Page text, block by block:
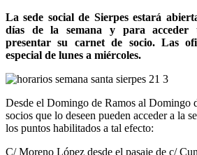
La sede social de Sierpes estará
días de la semana y para acceder
presentar su carnet de socio. Las
especial de lunes a miércoles.
Desde el Domingo de Ramos al Domingo
socios que lo deseen pueden acceder a la
los puntos habilitados a tal efecto:
C/ Moreno López desde el pasaje de c/